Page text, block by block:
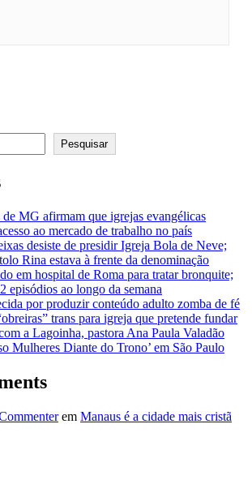
Pesquisar
de MG afirmam que igrejas evangélicas
ao mercado de trabalho no país
desiste de presidir Igreja Bola de Neve;
Rina estava à frente da denominação
em hospital de Roma para tratar bronquite;
episódios ao longo da semana
por produzir conteúdo adulto zomba de fé
trans para igreja que pretende fundar
a Lagoinha, pastora Ana Paula Valadão
Mulheres Diante do Trono’ em São Paulo
em Manaus é a cidade mais cristã